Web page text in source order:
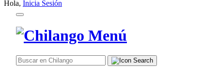
Hola, Inicia Sesión